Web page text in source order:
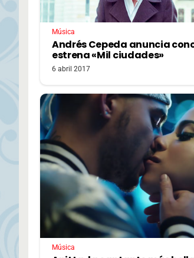
Música
Andrés Cepeda anuncia
estrena «Mil ciudades»
6 abril 2017
Música